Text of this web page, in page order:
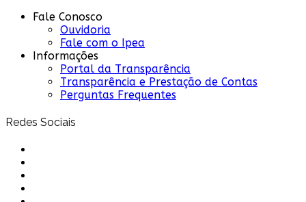
Fale Conosco
Ouvidoria
Fale com o Ipea
Informações
Portal da Transparência
Transparência e Prestação de Contas
Perguntas Frequentes
Redes Sociais